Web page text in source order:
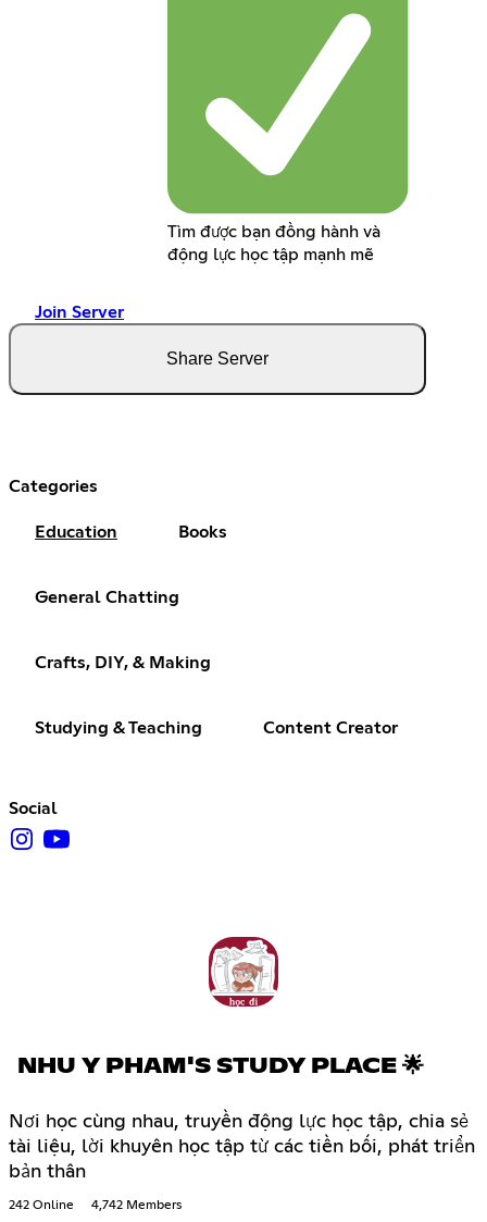
Tìm được bạn đồng hành và
động lực học tập mạnh mẽ
Join Server
Share Server
Categories
Education Books
General Chatting
Crafts, DIY, & Making
Studying & Teaching Content Creator
Social
NHU Y PHAM'S STUDY PLACE 🌟
Nơi học cùng nhau, truyền động lực học tập, chia sẻ
tài liệu, lời khuyên học tập từ các tiền bối, phát triển
bản thân
242 Online 4,742 Members